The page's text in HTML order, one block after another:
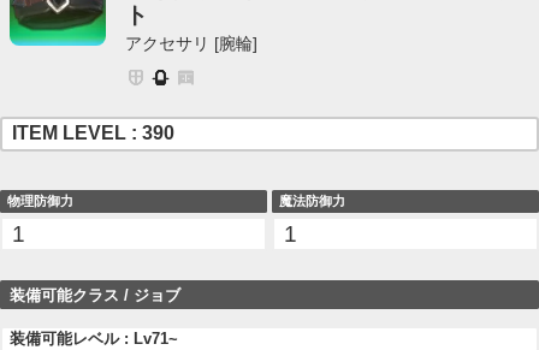
ト
アクセサリ [腕輪]
ITEM LEVEL : 390
物理防御力
1
魔法防御力
1
装備可能クラス / ジョブ
装備可能レベル : Lv71~